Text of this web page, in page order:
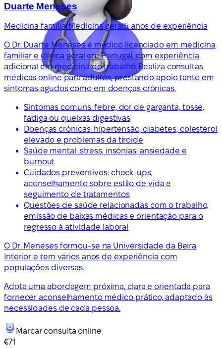
Duarte Meneses
Medicina familiarMedicina geral5 anos de experiência
O Dr. Duarte Meneses é médico licenciado em medicina
familiar e clínica geral em Portugal, com experiência
adicional em medicina do trabalho. Realiza consultas
médicas online para adultos, prestando apoio tanto em
sintomas agudos como em doenças crónicas.
Sintomas comuns: febre, dor de garganta, tosse,
fadiga ou queixas digestivas
Doenças crónicas: hipertensão, diabetes, colesterol
elevado e problemas da tiroide
Saúde mental: stress, insónias, ansiedade e
burnout
Cuidados preventivos: check-ups,
aconselhamento sobre estilo de vida e
seguimento de tratamentos
Questões de saúde relacionadas com o trabalho,
emissão de baixas médicas e orientação para o
regresso à atividade laboral
O Dr. Meneses formou-se na Universidade da Beira
Interior e tem vários anos de experiência com
populações diversas.
Adota uma abordagem próxima, clara e orientada para
fornecer aconselhamento médico prático, adaptado às
necessidades de cada pessoa.
Marcar consulta online
€71